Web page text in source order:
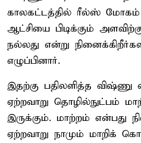
காலகட்டத்தில் ரீல்ஸ் மோகம்
ஆட்சியை பிடிக்கும்
நல்லது என்று
எழுப்பினார்.
இதற்கு பதிலளித்த விஷ்ணு
ஏற்றவாறு தொழில்நுட்பம்
இருக்கும். மாற்றம் என்பது
ஏற்றவாறு நாமும் மாறிக்